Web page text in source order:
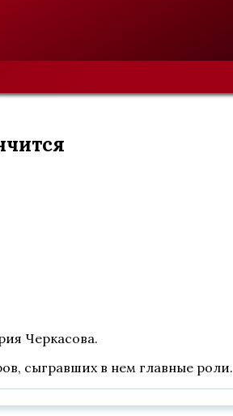
Черкасова.
сыгравших в нем главные роли.